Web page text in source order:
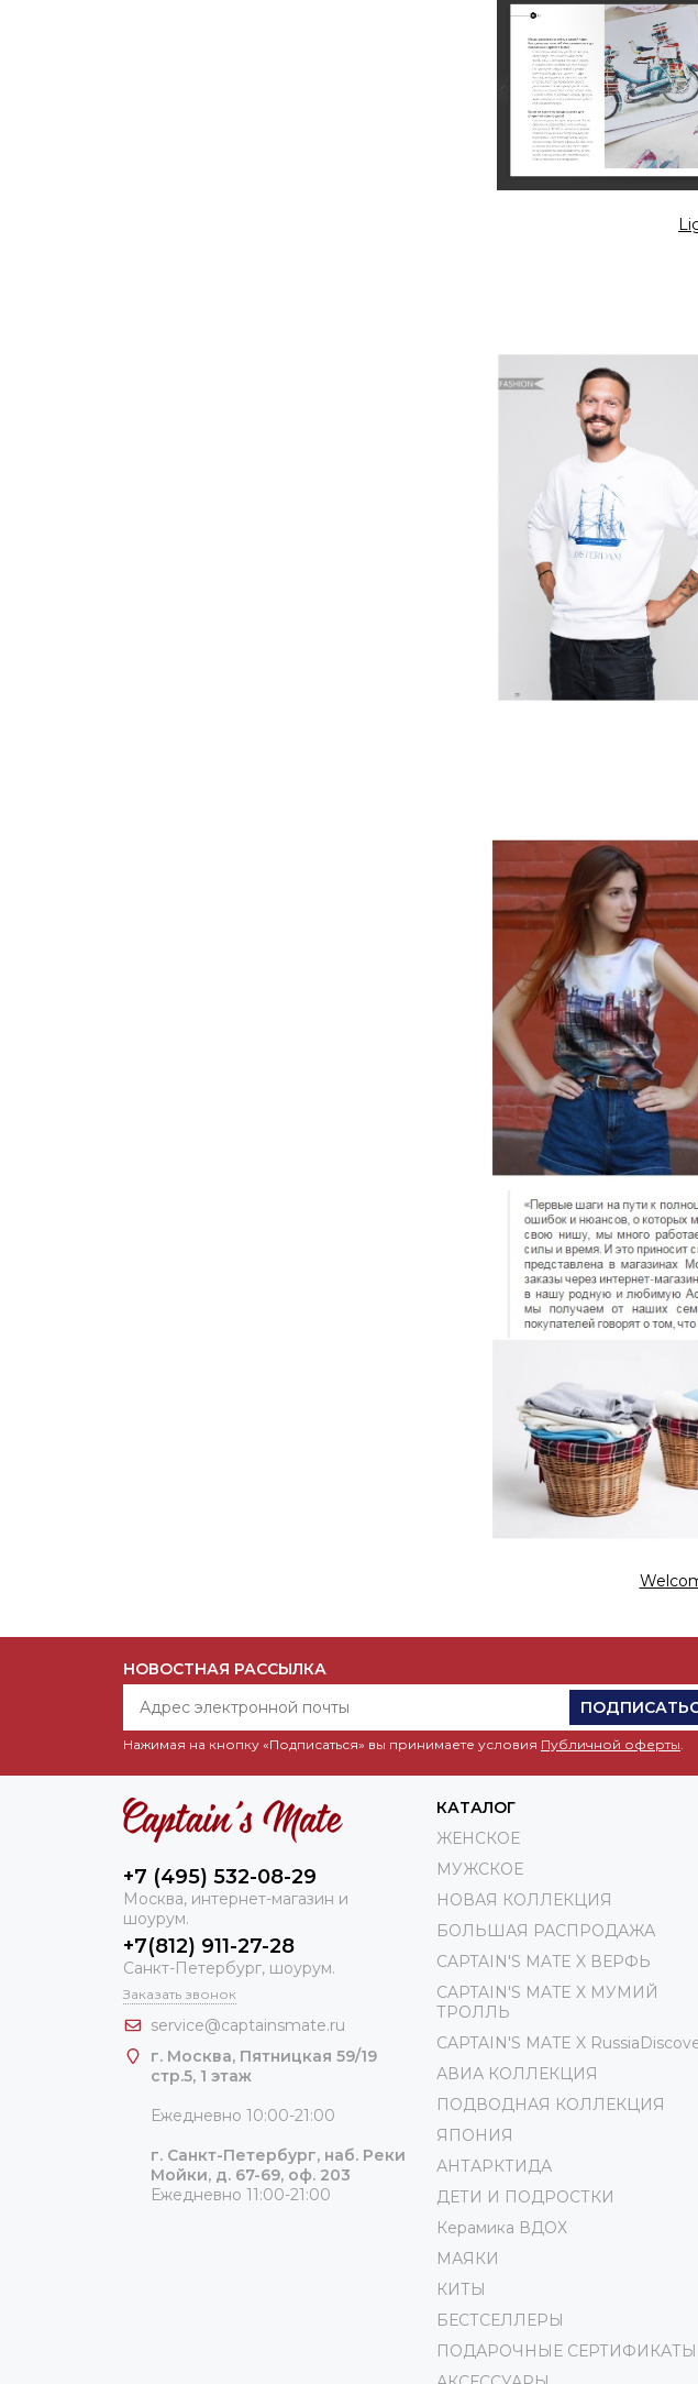
НОВОСТНАЯ РАССЫЛКА
Нажимая на кнопку «Подписаться» вы принимаете условия Публичной оферты.
+7 (495) 532-08-29
Москва, интернет-магазин и
шоурум.
+7(812) 911-27-28
Санкт-Петербург, шоурум.
Заказать звонок
service@captainsmate.ru
г. Москва, Пятницкая 59/19
стр.5, 1 этаж
Ежедневно 10:00-21:00
г. Санкт-Петербург, наб. Реки
Мойки, д. 67-69, оф. 203
Ежедневно 11:00-21:00
КАТАЛОГ
ЖЕНСКОЕ
МУЖСКОЕ
НОВАЯ КОЛЛЕКЦИЯ
БОЛЬШАЯ РАСПРОДАЖА
CAPTAIN'S MATE X ВЕРФЬ
CAPTAIN'S MATE Х МУМИЙ
ТРОЛЛЬ
CAPTAIN'S MATE X
АВИА КОЛЛЕКЦИЯ
ПОДВОДНАЯ КОЛЛЕКЦИЯ
ЯПОНИЯ
АНТАРКТИДА
ДЕТИ И ПОДРОСТКИ
Керамика ВДОХ
МАЯКИ
КИТЫ
БЕСТСЕЛЛЕРЫ
ПОДАРОЧНЫЕ СЕРТИФИКАТЫ